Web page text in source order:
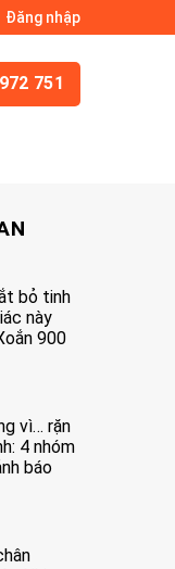
Đăng nhập
751
bỏ tinh
này
900
vì… rặn
4 nhóm
báo